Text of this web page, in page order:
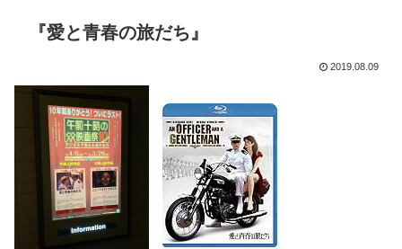
『愛と青春の旅だち』
2019.08.09